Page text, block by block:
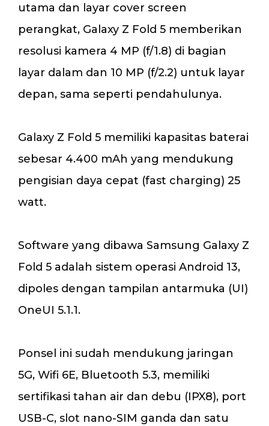
utama dan layar cover screen
perangkat, Galaxy Z Fold 5 memberikan
resolusi kamera 4 MP (f/1.8) di bagian
layar dalam dan 10 MP (f/2.2) untuk layar
depan, sama seperti pendahulunya.
Galaxy Z Fold 5 memiliki kapasitas baterai
sebesar 4.400 mAh yang mendukung
pengisian daya cepat (fast charging) 25
watt.
Software yang dibawa Samsung Galaxy Z
Fold 5 adalah sistem operasi Android 13,
dipoles dengan tampilan antarmuka (UI)
OneUI 5.1.1.
Ponsel ini sudah mendukung jaringan
5G, Wifi 6E, Bluetooth 5.3, memiliki
sertifikasi tahan air dan debu (IPX8), port
USB-C, slot nano-SIM ganda dan satu